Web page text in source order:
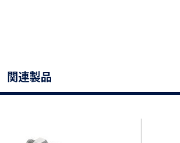
450
500
関連製品